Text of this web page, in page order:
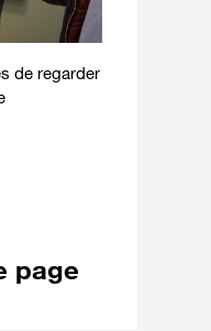
de regarder
page